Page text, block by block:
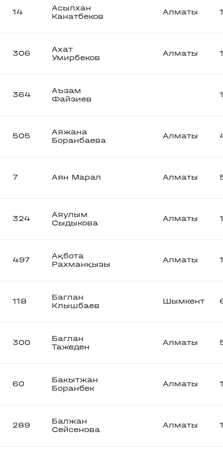
14
Асылхан
Канатбеков
Алматы
306
Ахат
Умирбеков
Алматы
364
Аъзам
Файзиев
505
Аяжана
Боранбаева
Алматы
7 Аян Марал Алматы
324
Аяулым
Сыдыкова
Алматы
497
Ақбота
Рахманқызы
Алматы
118
Баглан
Клышбаев
Шымкент
300
Баглан
Тажеден
Алматы
60
Бакытжан
Боранбек
Алматы
289
Балжан
Сейсенова
Алматы